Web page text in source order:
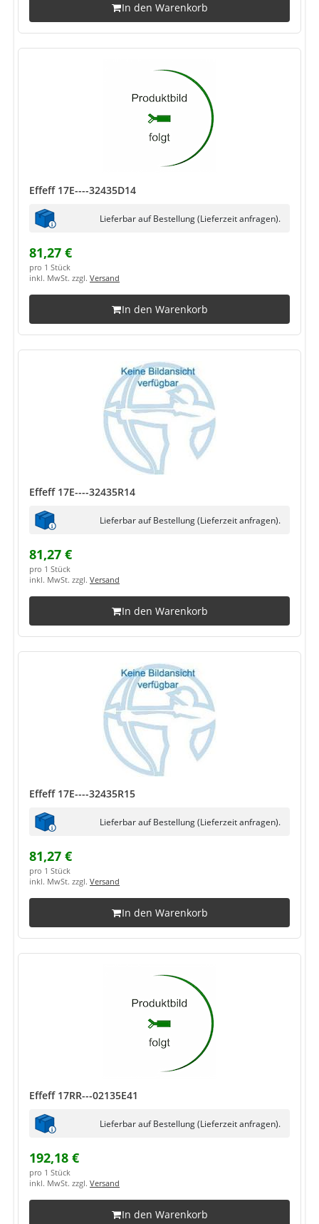
In den Warenkorb
Effeff 17E----32435D14
Lieferbar auf Bestellung (Lieferzeit anfragen).
81,27 €
pro 1 Stück
inkl. MwSt. zzgl. Versand
In den Warenkorb
Effeff 17E----32435R14
Lieferbar auf Bestellung (Lieferzeit anfragen).
81,27 €
pro 1 Stück
inkl. MwSt. zzgl. Versand
In den Warenkorb
Effeff 17E----32435R15
Lieferbar auf Bestellung (Lieferzeit anfragen).
81,27 €
pro 1 Stück
inkl. MwSt. zzgl. Versand
In den Warenkorb
Effeff 17RR---02135E41
Lieferbar auf Bestellung (Lieferzeit anfragen).
192,18 €
pro 1 Stück
inkl. MwSt. zzgl. Versand
In den Warenkorb